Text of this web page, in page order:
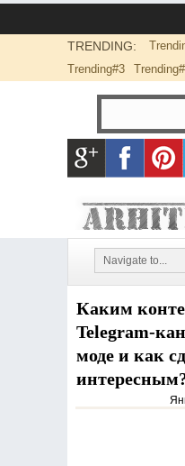
TRENDING:
Trending#3
Каким
Telegram-
моде и как